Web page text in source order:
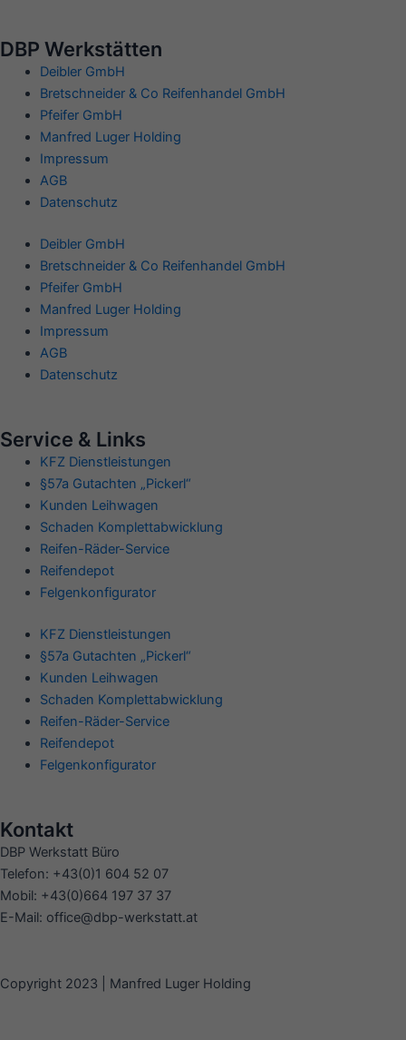
DBP Werkstätten
Deibler GmbH
Bretschneider & Co Reifenhandel GmbH
Pfeifer GmbH
Manfred Luger Holding
Impressum
AGB
Datenschutz
Deibler GmbH
Bretschneider & Co Reifenhandel GmbH
Pfeifer GmbH
Manfred Luger Holding
Impressum
AGB
Datenschutz
Service & Links
KFZ Dienstleistungen
§57a Gutachten „Pickerl“
Kunden Leihwagen
Schaden Komplettabwicklung
Reifen-Räder-Service
Reifendepot
Felgenkonfigurator
KFZ Dienstleistungen
§57a Gutachten „Pickerl“
Kunden Leihwagen
Schaden Komplettabwicklung
Reifen-Räder-Service
Reifendepot
Felgenkonfigurator
Kontakt
DBP Werkstatt Büro
Telefon: +43(0)1 604 52 07
Mobil: +43(0)664 197 37 37
E-Mail: office@dbp-werkstatt.at
Copyright 2023 | Manfred Luger Holding